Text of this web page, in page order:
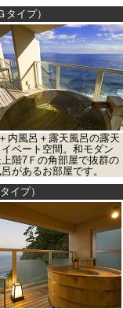
イプ）
内風呂＋露天風呂の露天
ベート空間。和モダン
階7Ｆの角部屋で抜群の
があるお部屋です。
イプ）